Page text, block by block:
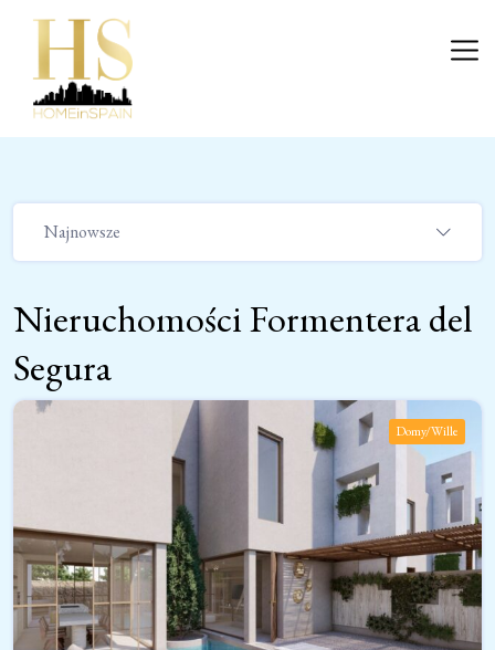
Najnowsze
Nieruchomości Formentera del
Segura
Domy/Wille